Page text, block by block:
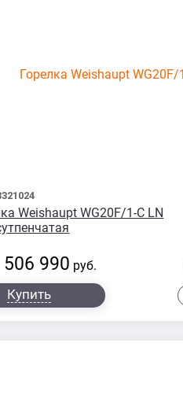
Weishaupt WG20F/1-C LN
506 990 руб.
Купить